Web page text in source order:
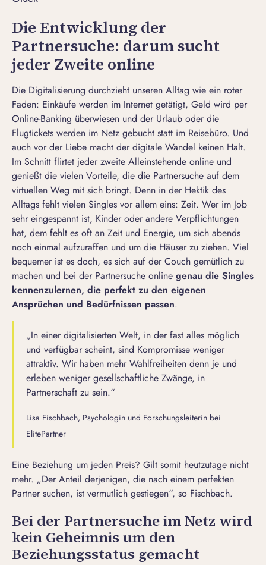
Die Entwicklung der
Partnersuche: darum sucht
jeder Zweite online
Die Digitalisierung durchzieht unseren Alltag wie ein roter
Faden: Einkäufe werden im Internet getätigt, Geld wird per
Online-Banking überwiesen und der Urlaub oder die
Flugtickets werden im Netz gebucht statt im Reisebüro. Und
auch vor der Liebe macht der digitale Wandel keinen Halt.
Im Schnitt flirtet jeder zweite Alleinstehende online und
genießt die vielen Vorteile, die die Partnersuche auf dem
virtuellen Weg mit sich bringt. Denn in der Hektik des
Alltags fehlt vielen Singles vor allem eins: Zeit. Wer im Job
sehr eingespannt ist, Kinder oder andere Verpflichtungen
hat, dem fehlt es oft an Zeit und Energie, um sich abends
noch einmal aufzuraffen und um die Häuser zu ziehen. Viel
bequemer ist es doch, es sich auf der Couch gemütlich zu
machen und bei der Partnersuche online genau die Singles
kennenzulernen, die perfekt zu den eigenen
Ansprüchen und Bedürfnissen passen.
„In einer digitalisierten Welt, in der fast alles möglich
und verfügbar scheint, sind Kompromisse weniger
attraktiv. Wir haben mehr Wahlfreiheiten denn je und
erleben weniger gesellschaftliche Zwänge, in
Partnerschaft zu sein.“
Lisa Fischbach, Psychologin und Forschungsleiterin bei
ElitePartner
Eine Beziehung um jeden Preis? Gilt somit heutzutage nicht
mehr. „Der Anteil derjenigen, die nach einem perfekten
Partner suchen, ist vermutlich gestiegen“, so Fischbach.
Bei der Partnersuche im Netz wird
kein Geheimnis um den
Beziehungsstatus gemacht